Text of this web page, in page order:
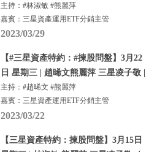
主持：#林淑敏 #熊麗萍
嘉賓：三星資產運用ETF分銷主管
2023/03/29
【#三星資產特約：#揀股問盤】3月22
日 星期三 | 趙晞文熊麗萍 三星凌子敬 |
主持：#趙晞文 #熊麗萍
嘉賓：三星資產運用ETF分銷主管
2023/03/22
【三星資產特約：揀股問盤】3月15日